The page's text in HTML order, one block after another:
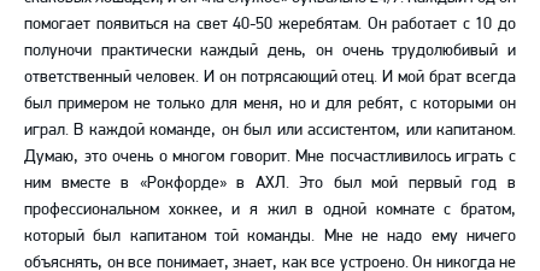
помогает появиться на свет 40-50 жеребятам. Он работает с 10 до
полуночи практически каждый день, он очень трудолюбивый и
ответственный человек. И он потрясающий отец. И мой брат всегда
был примером не только для меня, но и для ребят, с которыми он
играл. В каждой команде, он был или ассистентом, или капитаном.
Думаю, это очень о многом говорит. Мне посчастливилось играть с
ним вместе в «Рокфорде» в АХЛ. Это был мой первый год в
профессиональном хоккее, и я жил в одной комнате с братом,
который был капитаном той команды. Мне не надо ему ничего
объяснять, он все понимает, знает, как все устроено. Он никогда не